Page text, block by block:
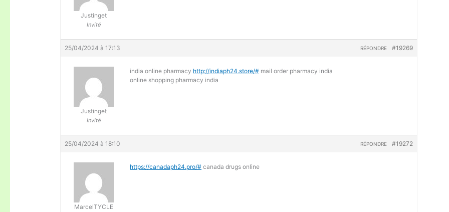
Justinget
Invité
25/04/2024 à 17:13 #19269
RÉPONDRE
Justinget
Invité
india online pharmacy http://indiaph24.store/# mail order pharmacy india
online shopping pharmacy india
25/04/2024 à 18:10 #19272
RÉPONDRE
MarcelTYCLE
https://canadaph24.pro/# canada drugs online